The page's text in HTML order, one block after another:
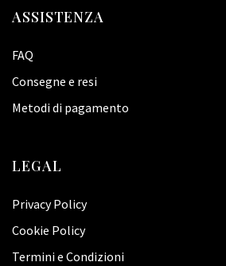
ASSISTENZA
FAQ
Consegne e resi
Metodi di pagamento
LEGAL
Privacy Policy
Cookie Policy
Termini e Condizioni